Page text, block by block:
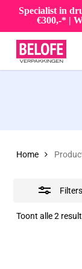
Skip
main
content
Specialist in
€300,-* |
Home
Filters
Toont alle 2